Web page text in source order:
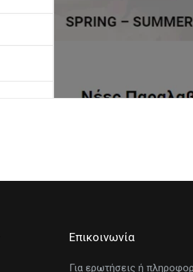
Επικοινωνία
Για ερωτήσεις ή